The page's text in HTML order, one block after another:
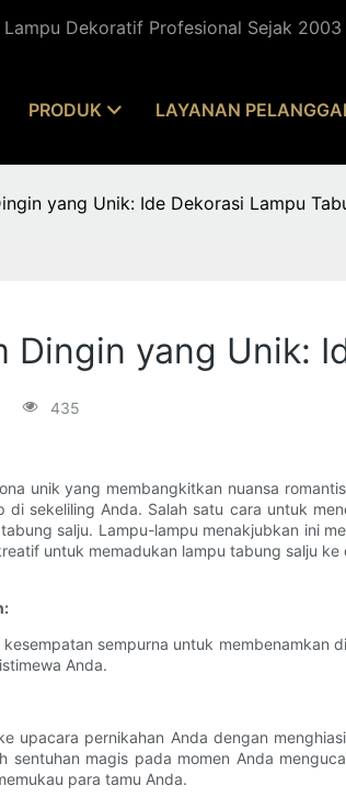
Dekoratif Profesional Sejak 2003
PRODUK LAYANAN
yang Unik: Ide Dekorasi Lampu
Dingin yang Unik:
435
unik yang membangkitkan nuansa
sekeliling Anda. Salah satu cara untuk
salju. Lampu-lampu menakjubkan ini
untuk memadukan lampu tabung salju
sempurna untuk
Anda.
upacara pernikahan Anda dengan
sentuhan magis pada momen Anda
para tamu Anda.